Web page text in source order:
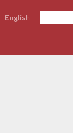
English